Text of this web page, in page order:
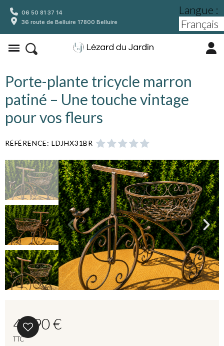
06 50 81 37 14
36 route de Belluire 17800 Belluire
Langue :
Porte-plante tricycle marron
patiné – Une touche vintage
pour vos fleurs
RÉFÉRENCE LDJHX31BR     
49,90 €
TTC